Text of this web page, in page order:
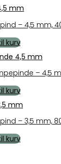
– 4,5 mm,
kurv
– 4,5
kurv
– 3,5 mm,
kurv